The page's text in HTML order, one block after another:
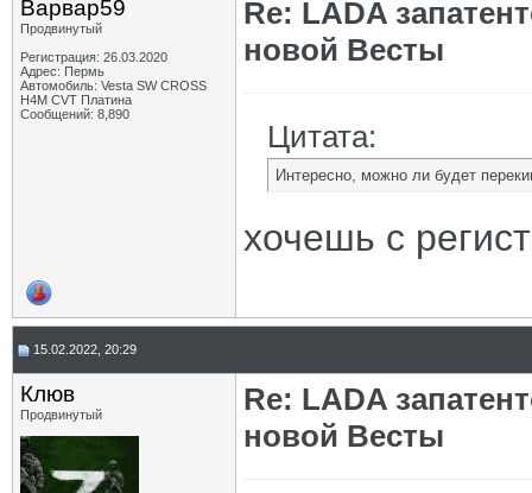
Варвар59
Продвинутый
Регистрация: 26.03.2020
Адрес: Пермь
Автомобиль: Vesta SW CROSS
H4M CVT Платина
Сообщений: 8,890
Re: LADA
новой Весты
Цитата:
Интересно, можно ли будет
хочешь с
15.02.2022, 20:29
Клюв
Продвинутый
Re: LADA
новой Весты